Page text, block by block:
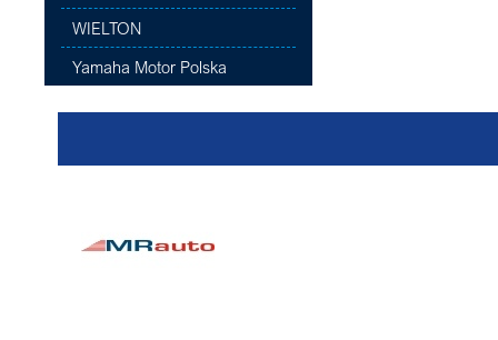
WIELTON
Yamaha Motor Polska